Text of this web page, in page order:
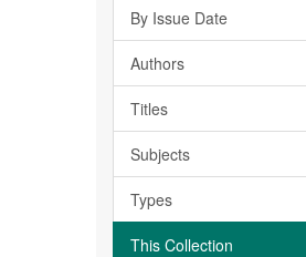
By Issue Date
Authors
Titles
Subjects
Types
This Collection